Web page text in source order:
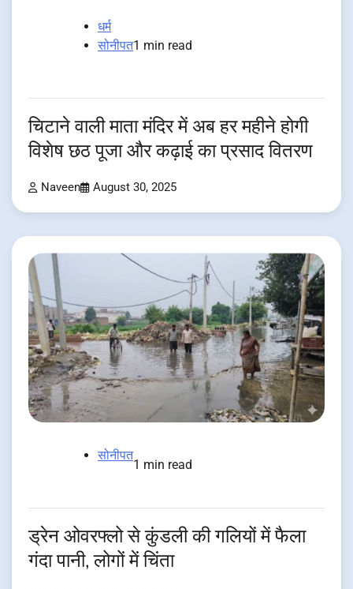
धर्म
सोनीपत1 min read
चिटाने वाली माता मंदिर में अब हर महीने होगी
विशेष छठ पूजा और कढ़ाई का प्रसाद वितरण
Naveen August 30, 2025
सोनीपत
1 min read
ड्रेन ओवरफ्लो से कुंडली की गलियों में फैला
गंदा पानी, लोगों में चिंता